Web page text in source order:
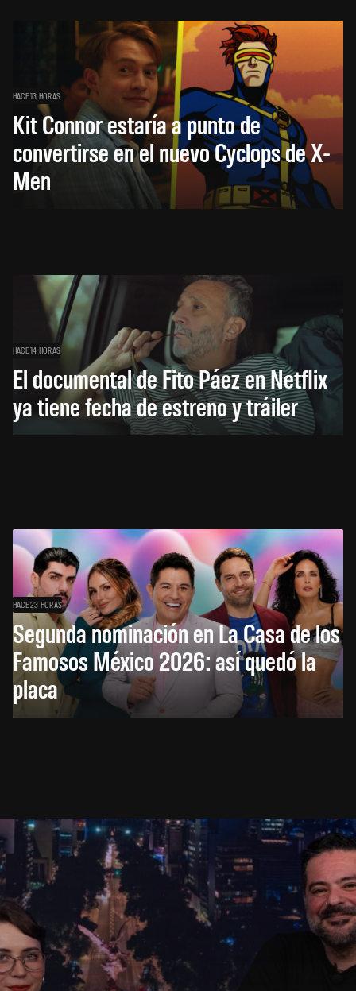
HACE 13 HORAS
Kit Connor estaría a punto de
convertirse en el nuevo Cyclops de X-
Men
HACE 14 HORAS
El documental de Fito Páez en Netflix
ya tiene fecha de estreno y tráiler
HACE 23 HORAS
Segunda nominación en La Casa de los
Famosos México 2026: así quedó la
placa